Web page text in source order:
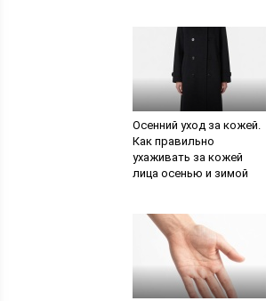
Осенний уход за кожей.
Как правильно
ухаживать за кожей
лица осенью и зимой